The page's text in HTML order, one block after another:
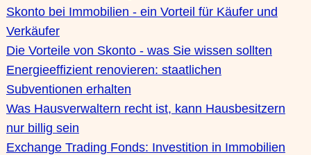
Skonto bei Immobilien - ein Vorteil für Käufer und
Verkäufer
Die Vorteile von Skonto - was Sie wissen sollten
Energieeffizient renovieren: staatlichen
Subventionen erhalten
Was Hausverwaltern recht ist, kann Hausbesitzern
nur billig sein
Exchange Trading Fonds: Investition in Immobilien